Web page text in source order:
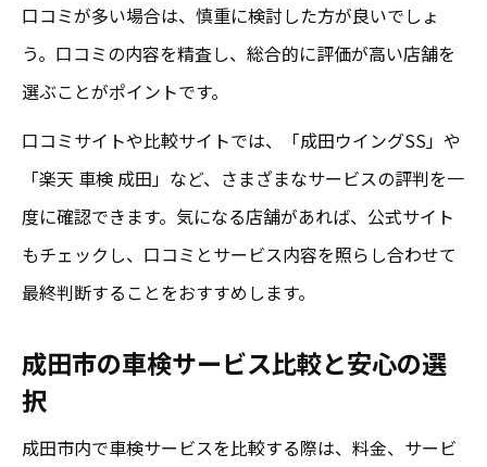
口コミが多い場合は、慎重に検討した方が良いでしょ
う。口コミの内容を精査し、総合的に評価が高い店舗を
選ぶことがポイントです。
口コミサイトや比較サイトでは、「成田ウイングSS」や
「楽天 車検 成田」など、さまざまなサービスの評判を一
度に確認できます。気になる店舗があれば、公式サイト
もチェックし、口コミとサービス内容を照らし合わせて
最終判断することをおすすめします。
成田市の車検サービス比較と安心の選
択
成田市内で車検サービスを比較する際は、料金、サービ